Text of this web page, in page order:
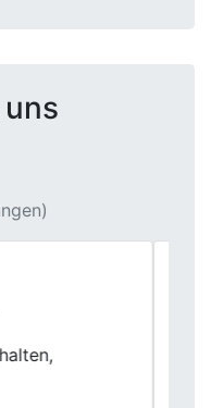
verkaufen, war
Die